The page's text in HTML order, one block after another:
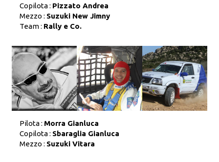
Copilota : Pizzato Andrea
Mezzo : Suzuki New Jimny
Team : Rally e Co.
Pilota : Morra Gianluca
Copilota : Sbaraglia Gianluca
Mezzo : Suzuki Vitara